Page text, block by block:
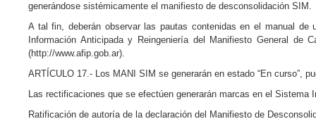
generándose sistémicamente el manifiesto de desconsolidación SIM.
A tal fin, deberán observar las pautas contenidas en el manual de
Información Anticipada y Reingeniería del Manifiesto General de
(http://www.afip.gob.ar).
ARTÍCULO 17.- Los MANI SIM se generarán en estado “En curso”,
Las rectificaciones que se efectúen generarán marcas en el Sistema
Ratificación de autoría de la declaración del Manifiesto de